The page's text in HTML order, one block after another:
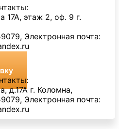
17А, этаж 2, оф. 9 г.
, Электронная почта:
д.17А г. Коломна,
, Электронная почта: